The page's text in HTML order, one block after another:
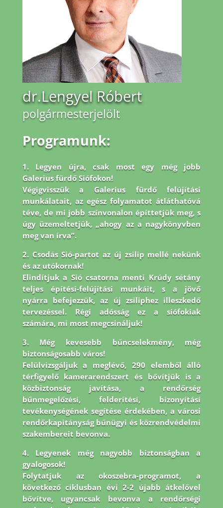
dr.Lengyel Róbert
polgármesterjelölt
Programunk:
1. Legyen újra, csak most egy még jobb
Galerius fürdő Siófokon!
Végigvisszük a Galerius fürdő felújítási
munkálatait, az egész folyamatot átláthatóvá
téve, de mi jobb színvonalon építtetjük meg, s
úgy üzemeltetjük, „ahogy az a nagykönyvben
meg van írva”.
2. Csodás Sió-partot az új zsilip mellé nekünk
és az utókornak!
Elindítjuk a Sió csatorna menti Krúdy sétány
teljes építési-felújítási munkáit, s a jövő
nyárra befejezzük, az új zsiliphez illeszkedő
tervezéssel. Régi adósság ez a siófokiak
számára, mi most megcsináljuk!
3. Még kevesebb bűncselekmény, még
biztonságosabb város!
Felülvizsgáljuk a meglévő, 290 elemből álló
térfigyelő kamerarendszert és bővítjük is a
közbiztonság javítása, a rendőrség
bűnmegelőzési, felderítési, bizonyítási
tevékenységének segítése érdekében, a városi
rendőrkapitányság bűnügyi és közrendvédelmi
szakembereit bevonva.
4. Legyenek még nagyobb biztonságban a
gyalogosok!
Folytatjuk az okoszebra-programot, a
következő ciklusban évi 2-2 újabb átkelővel
bővítve, ugyancsak bevonva a rendőrségi